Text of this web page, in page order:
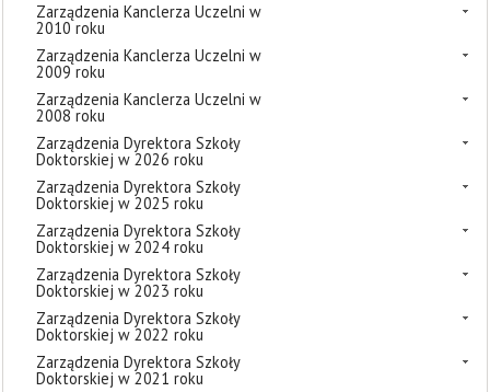
Zarządzenia Kanclerza Uczelni w
2010 roku
Zarządzenia Kanclerza Uczelni w
2009 roku
Zarządzenia Kanclerza Uczelni w
2008 roku
Zarządzenia Dyrektora Szkoły
Doktorskiej w 2026 roku
Zarządzenia Dyrektora Szkoły
Doktorskiej w 2025 roku
Zarządzenia Dyrektora Szkoły
Doktorskiej w 2024 roku
Zarządzenia Dyrektora Szkoły
Doktorskiej w 2023 roku
Zarządzenia Dyrektora Szkoły
Doktorskiej w 2022 roku
Zarządzenia Dyrektora Szkoły
Doktorskiej w 2021 roku